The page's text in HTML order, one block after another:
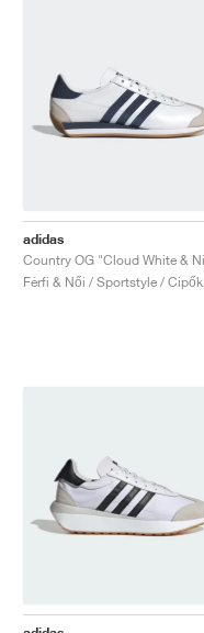
adidas
Férfi & Női / Sportstyle / Cipők